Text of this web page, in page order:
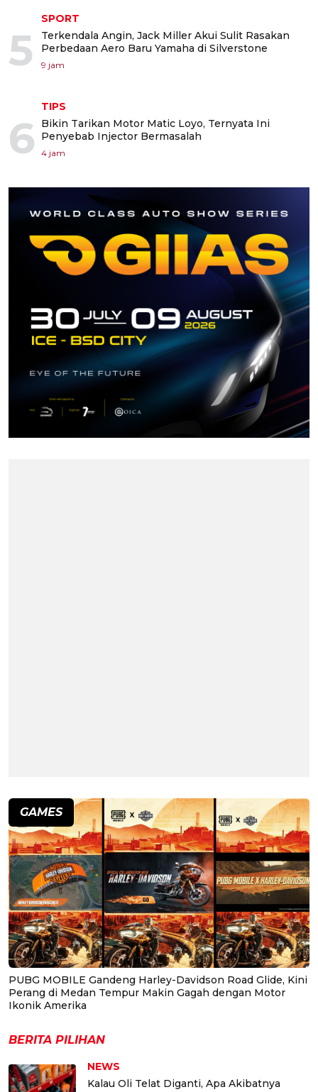
5
SPORT
Terkendala Angin, Jack Miller Akui Sulit Rasakan
Perbedaan Aero Baru Yamaha di Silverstone
9 jam
6
TIPS
Bikin Tarikan Motor Matic Loyo, Ternyata Ini
Penyebab Injector Bermasalah
4 jam
GAMES
PUBG MOBILE Gandeng Harley-Davidson Road Glide, Kini
Perang di Medan Tempur Makin Gagah dengan Motor
Ikonik Amerika
BERITA PILIHAN
NEWS
Kalau Oli Telat Diganti, Apa Akibatnya